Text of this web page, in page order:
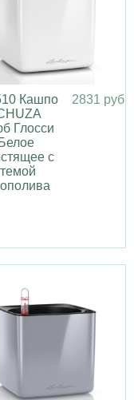
Кашпо
Глосси
с
2831 руб